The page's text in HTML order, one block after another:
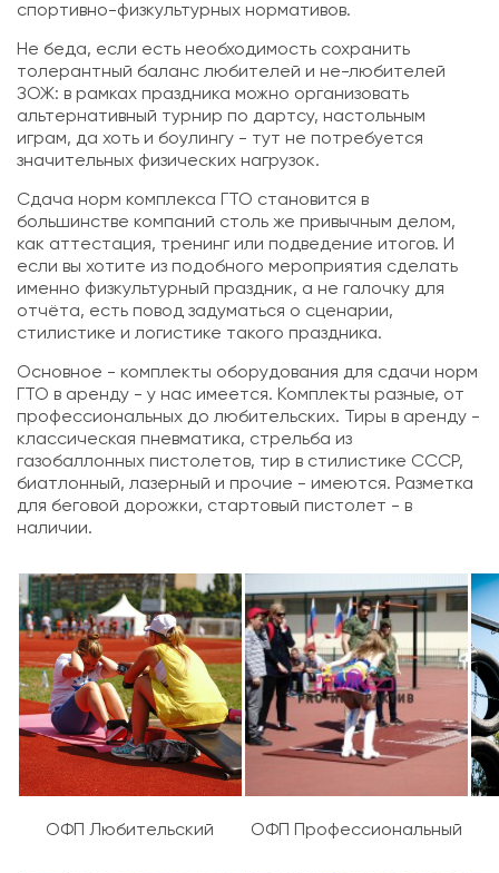
спортивно-физкультурных нормативов.
Не беда, если есть необходимость сохранить
толерантный баланс любителей и не-любителей
ЗОЖ: в рамках праздника можно организовать
альтернативный турнир по дартсу, настольным
играм, да хоть и боулингу - тут не потребуется
значительных физических нагрузок.
Сдача норм комплекса ГТО становится в
большинстве компаний столь же привычным делом,
как аттестация, тренинг или подведение итогов. И
если вы хотите из подобного мероприятия сделать
именно физкультурный праздник, а не галочку для
отчёта, есть повод задуматься о сценарии,
стилистике и логистике такого праздника.
Основное - комплекты оборудования для сдачи норм
ГТО в аренду - у нас имеется. Комплекты разные, от
профессиональных до любительских. Тиры в аренду -
классическая пневматика, стрельба из
газобаллонных пистолетов, тир в стилистике СССР,
биатлонный, лазерный и прочие - имеются. Разметка
для беговой дорожки, стартовый пистолет - в
наличии.
ОФП Любительский ОФП Профессиональный